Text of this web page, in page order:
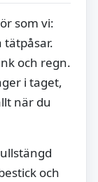
som vi:
tätpåsar.
och regn.
i taget,
när du
och